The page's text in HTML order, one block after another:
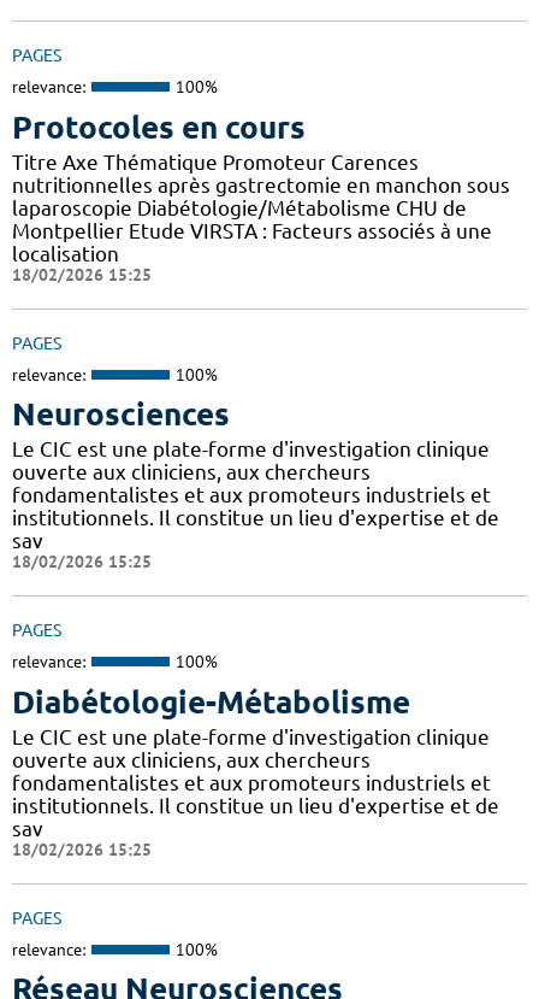
PAGES
relevance: 100%
Protocoles en cours
Titre Axe Thématique Promoteur Carences
nutritionnelles après gastrectomie en manchon sous
laparoscopie Diabétologie/Métabolisme CHU de
Montpellier Etude VIRSTA : Facteurs associés à une
localisation
18/02/2026 15:25
PAGES
relevance: 100%
Neurosciences
Le CIC est une plate-forme d'investigation clinique
ouverte aux cliniciens, aux chercheurs
fondamentalistes et aux promoteurs industriels et
institutionnels. Il constitue un lieu d'expertise et de
sav
18/02/2026 15:25
PAGES
relevance: 100%
Diabétologie-Métabolisme
Le CIC est une plate-forme d'investigation clinique
ouverte aux cliniciens, aux chercheurs
fondamentalistes et aux promoteurs industriels et
institutionnels. Il constitue un lieu d'expertise et de
sav
18/02/2026 15:25
PAGES
relevance: 100%
Réseau Neurosciences